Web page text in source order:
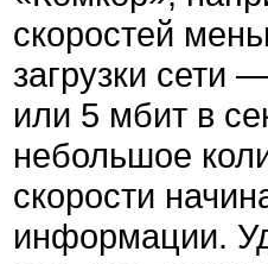
скоростей
загрузки сети
или 5 мбит в
небольшое
скорости
информации.